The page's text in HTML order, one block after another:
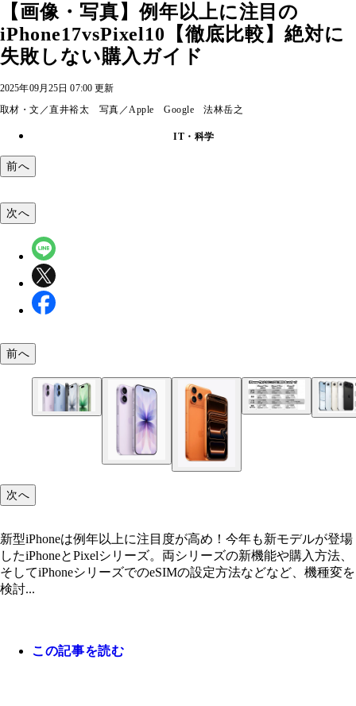
【画像・写真】例年以上に注目の
iPhone17vsPixel10【徹底比較】絶対に
失敗しない購入ガイド
2025年09月25日 07:00 更新
取材・文／直井裕太 写真／Apple Google 法林岳之
IT・科学
前へ
新型iPhoneは例年以上に注目度が高め！
iPhone Air（Apple／15万9800円～） Appleにとっ
要な薄型モデル。画面サイズは6.5インチで最薄部
㎜、重量165g。カメラは単眼だが、光学2倍ズーム
応。チップセットは17 Proシリーズと同じA19 Pro
Google Pixel 10（Google／12万8900円～） 通訳や
載され、アングルや撮影モードなどを指示してく
AI機能「カメラコーチ」を搭載！
左からPixel 10、Pixel 10 Pro（17万4900円～）、
Pro LX（19万2900円～）
17シリーズ、AirのアマゾンでのApple公式販売が
ト。アマゾンでは旧端末の買い取りサービスも行
（左）17シリーズ、Airを利用するには、現在使用
対応している場合は「eSIMに変更」という項目が
で、こちらを選択。（右）選択後はeSIMに変更の
面が表示されるので、画面下の「eSIMに変更」を
すれば設定できる
次へ
前へ
次へ
新型iPhoneは例年以上に注目度が高め！今年も新モデルが登場
したiPhoneとPixelシリーズ。両シリーズの新機能や購入方法、
そしてiPhoneシリーズでのeSIMの設定方法などなど、機種変を
検討...
この記事を読む